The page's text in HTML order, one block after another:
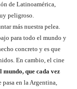
de Latinoamérica,
peligroso.
más nuestra pelea.
para todo el mundo y
concreto y es que
En cambio, el cine
mundo, que cada vez
pasa en la Argentina,